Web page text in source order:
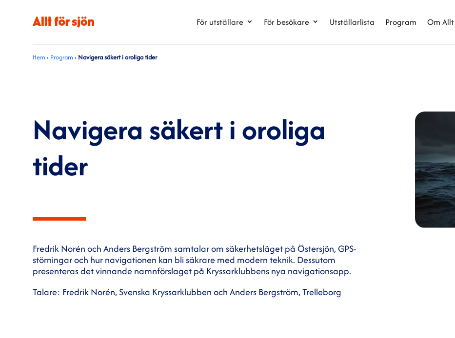
För utställare För besökare Utställarlista Program Om
Hem › Program › Navigera säkert i oroliga tider
Navigera säkert i oroliga
tider
Fredrik Norén och Anders Bergström samtalar om säkerhetsläget på Östersjön, GPS-
störningar och hur navigationen kan bli säkrare med modern teknik. Dessutom
presenteras det vinnande namnförslaget på Kryssarklubbens nya navigationsapp.
Talare: Fredrik Norén, Svenska Kryssarklubben och Anders Bergström, Trelleborg